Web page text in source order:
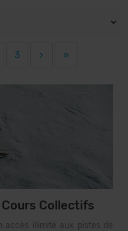
3 › »
Collectifs
accès illimité aux pistes de